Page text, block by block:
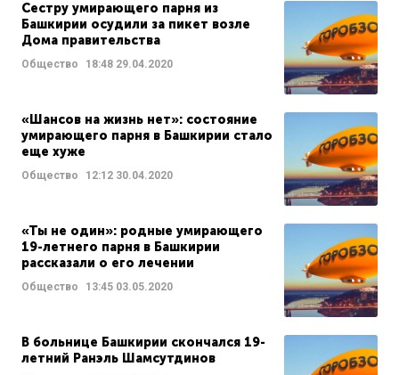
Сестру умирающего парня из
Башкирии осудили за пикет возле
Дома правительства
Общество 18:48 29.04.2020
«Шансов на жизнь нет»: состояние
умирающего парня в Башкирии стало
еще хуже
Общество 12:12 30.04.2020
«Ты не один»: родные умирающего
19-летнего парня в Башкирии
рассказали о его лечении
Общество 13:45 03.05.2020
В больнице Башкирии скончался 19-
летний Ранэль Шамсутдинов